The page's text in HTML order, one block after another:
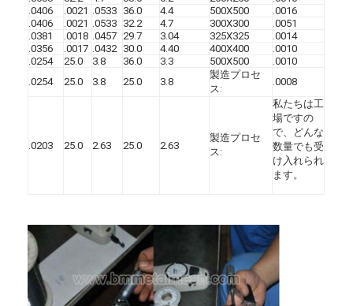
.0406
.0021 .0533 36.0 4.4 500X500
.0016
.0406
.0021 .0533 32.2 4.7 300X300
.0051
.0381
.0018 .0457 29.7 3.04 325X325
.0014
.0356
.0017 .0432 30.0 4.40 400X400
.0010
.0254
25.0 3.8 36.0 3.3 500X500
.0010
.0254
25.0 3.8 25.0 3.8
製造プロセ
ス:
.0008
.0203 25.0 2.63 25.0 2.63
製造プロセ
ス:
私たちは工
場ですの
で、どんな
数量でも受
け入れられ
ます。